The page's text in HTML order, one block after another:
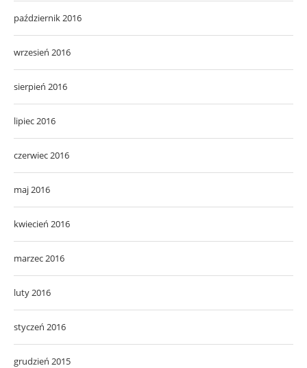
październik 2016
wrzesień 2016
sierpień 2016
lipiec 2016
czerwiec 2016
maj 2016
kwiecień 2016
marzec 2016
luty 2016
styczeń 2016
grudzień 2015